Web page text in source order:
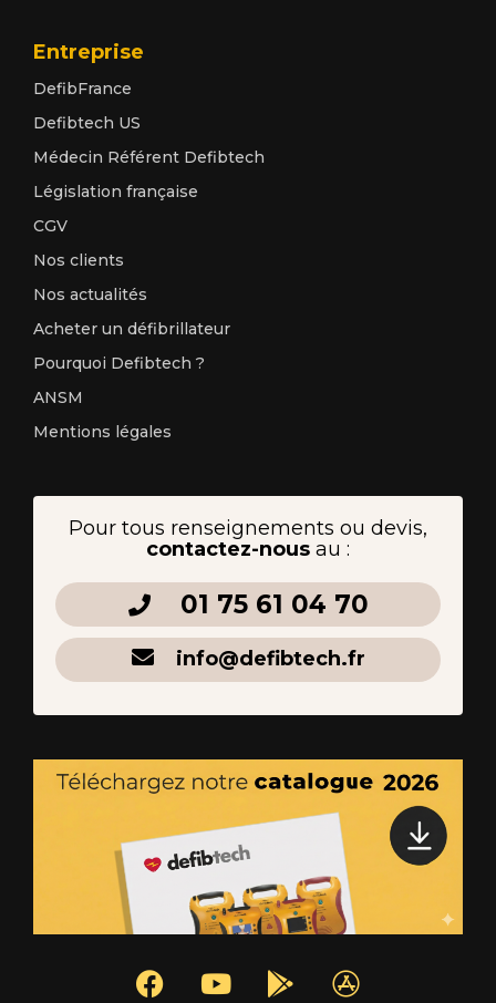
Entreprise
DefibFrance
Defibtech US
Médecin Référent Defibtech
Législation française
CGV
Nos clients
Nos actualités
Acheter un défibrillateur
Pourquoi Defibtech ?
ANSM
Mentions légales
Pour tous renseignements ou devis,
contactez-nous au :
01 75 61 04 70
info@defibtech.fr